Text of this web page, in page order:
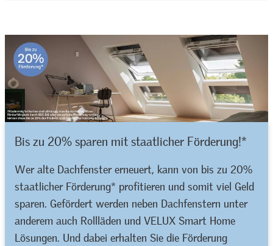
Bis zu 20% sparen mit staatlicher Förderung!*
Wer alte Dachfenster erneuert, kann von bis zu 20%
staatlicher Förderung* profitieren und somit viel Geld
sparen. Gefördert werden neben Dachfenstern unter
anderem auch Rollläden und VELUX Smart Home
Lösungen. Und dabei erhalten Sie die Förderung